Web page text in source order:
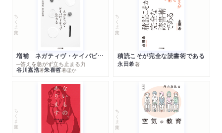
ちくま文庫
増補 ネガティヴ・ケイパビリティで生きる
─答えを急がず立ち止まる力
谷川嘉浩著朱喜哲著ほか
ちくま文庫
積読こそが完全な読書術である
永田希著
ちくま文庫 ちくま文庫